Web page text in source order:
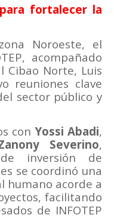
fortalecer la
Noroeste, el
acompañado
Cibao Norte, Luis
reuniones clave
sector público y
conYossi Abadi,
Severino,
inversión de
se coordinó una
humano acorde a
facilitando
de INFOTEP